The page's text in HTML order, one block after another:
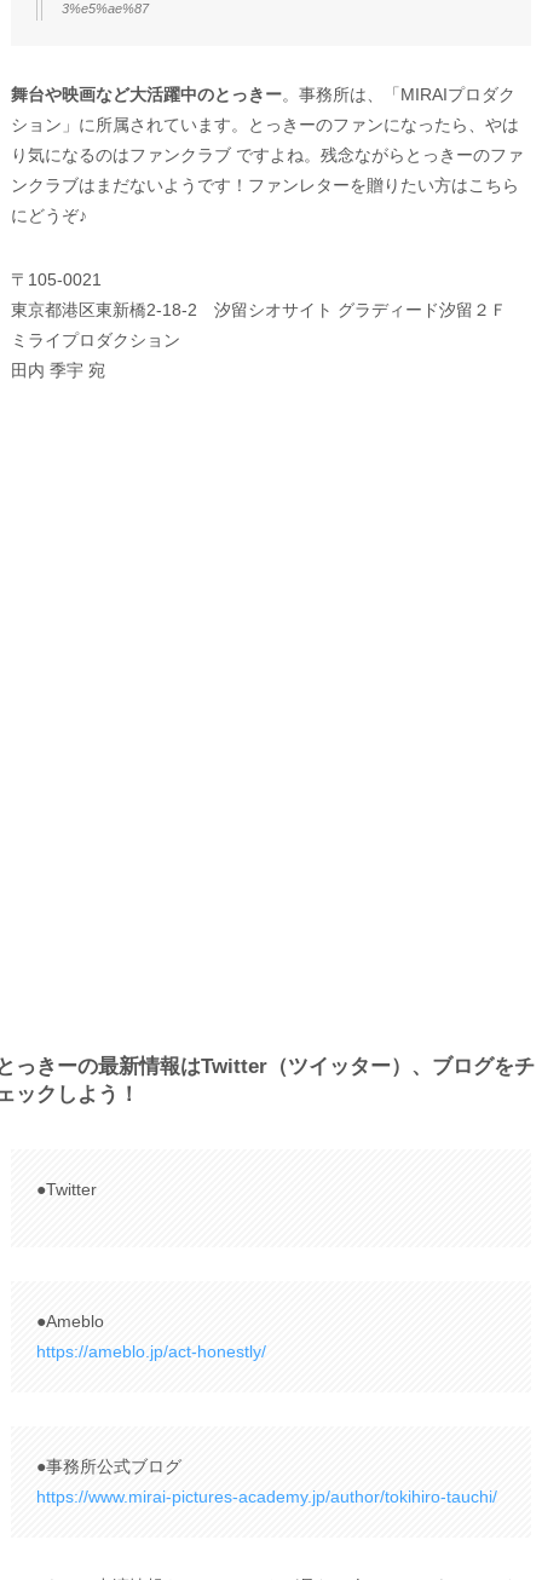
3%e5%ae%87
舞台や映画など大活躍中のとっきー。事務所は、「MIRAIプロダク
ション」に所属されています。とっきーのファンになったら、やは
り気になるのはファンクラブ ですよね。残念ながらとっきーのファ
ンクラブはまだないようです！ファンレターを贈りたい方はこちら
にどうぞ♪
〒105-0021
東京都港区東新橋2-18-2 汐留シオサイト グラディード汐留２Ｆ
ミライプロダクション
田内 季宇 宛
っきーの最新情報はTwitter（ツイッター）、ブログをチ
ックしよう！
●Twitter
●Ameblo
https://ameblo.jp/act-honestly/
●事務所公式ブログ
https://www.mirai-pictures-academy.jp/author/tokihiro-tauchi/